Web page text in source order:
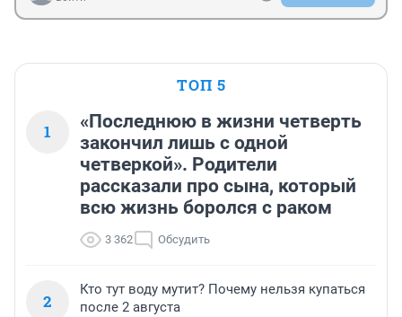
ТОП 5
1
«Последнюю в жизни четверть
закончил лишь с одной
четверкой». Родители
рассказали про сына, который
всю жизнь боролся с раком
3 362 Обсудить
2
Кто тут воду мутит? Почему нельзя купаться
после 2 августа